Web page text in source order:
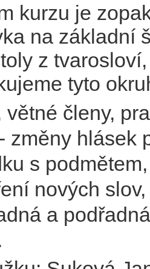
kurzu je
na základní
z
tyto
větné členy,
změny hlásek
s
nových
a